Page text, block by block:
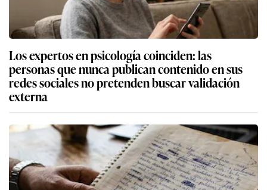
Los expertos en psicología coinciden: las
personas que nunca publican contenido en sus
redes sociales no pretenden buscar validación
externa